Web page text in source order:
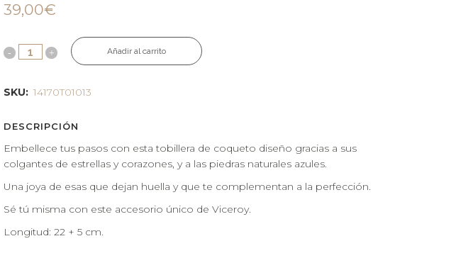
39,00€
Añadir al carrito
SKU: 14170T01013
DESCRIPCIÓN
Embellece tus pasos con esta tobillera de coqueto diseño gracias a sus
colgantes de estrellas y corazones, y a las piedras naturales azules.
Una joya de esas que dejan huella y que te complementan a la perfección.
Sé tú misma con este accesorio único de Viceroy.
Longitud: 22 + 5 cm.